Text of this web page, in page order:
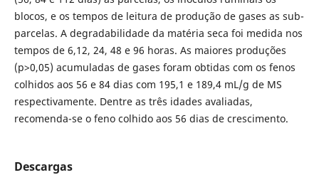
blocos, e os tempos de leitura de produção de gases as sub-
parcelas. A degradabilidade da matéria seca foi medida nos
tempos de 6,12, 24, 48 e 96 horas. As maiores produções
(p>0,05) acumuladas de gases foram obtidas com os fenos
colhidos aos 56 e 84 dias com 195,1 e 189,4 mL/g de MS
respectivamente. Dentre as três idades avaliadas,
recomenda-se o feno colhido aos 56 dias de crescimento.
Descargas